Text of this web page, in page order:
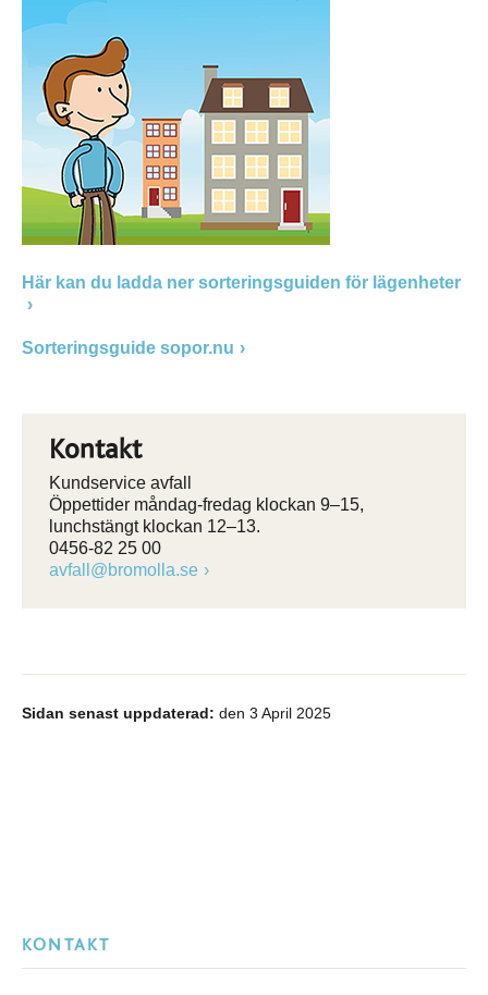
Här kan du ladda ner sorteringsguiden för lägenheter
Sorteringsguide sopor.nu
Kontakt
Kundservice avfall
Öppettider måndag-fredag klockan 9–15,
lunchstängt klockan 12–13.
0456-82 25 00
avfall@bromolla.se
Sidan senast uppdaterad: den 3 April 2025
KONTAKT